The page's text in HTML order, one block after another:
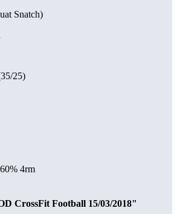
Snatch)
25)
4rm
CrossFit Football 15/03/2018"